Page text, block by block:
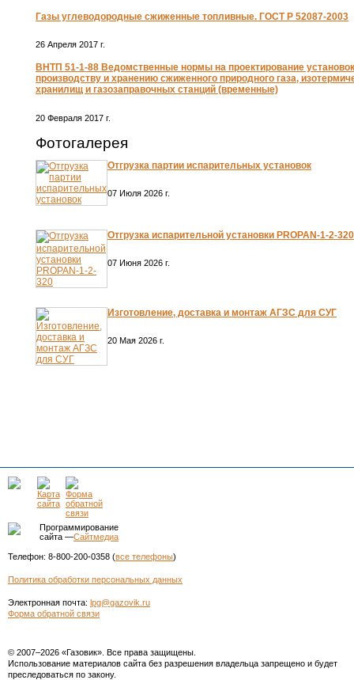
Газы углеводородные сжиженные топливные. ГОСТ Р 52087-2003
26 Апреля 2017 г.
ВНТП 51-1-88 Ведомственные нормы на проектирование
производству и хранению сжиженного природного газа,
хранилищ и газозаправочных станций (временные)
20 Февраля 2017 г.
Фотогалерея
Отгрузка партии испарительных установок
07 Июля 2026 г.
Отгрузка испарительной установки PROPAN-1-2-320
07 Июня 2026 г.
Изготовление, доставка и монтаж АГЗС для СУГ
20 Мая 2026 г.
Программирование
сайта —Сайтмедиа
Телефон: 8-800-200-0358 (все телефоны)
Политика обработки персональных данных
Электронная почта: lpg@gazovik.ru
Форма обратной связи
© 2007–2026 «Газовик». Все права защищены.
Использование материалов сайта без разрешения владельца запрещено и будет
преследоваться по закону.